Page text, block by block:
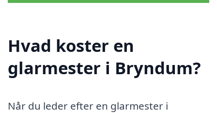
Hvad koster en
glarmester i Bryndum?
Når du leder efter en glarmester i